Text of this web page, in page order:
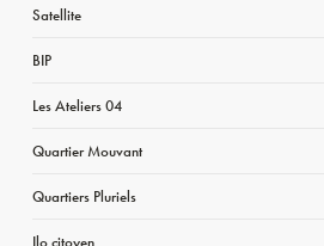
Satellite
BIP
Les Ateliers 04
Quartier Mouvant
Quartiers Pluriels
Ilo citoyen